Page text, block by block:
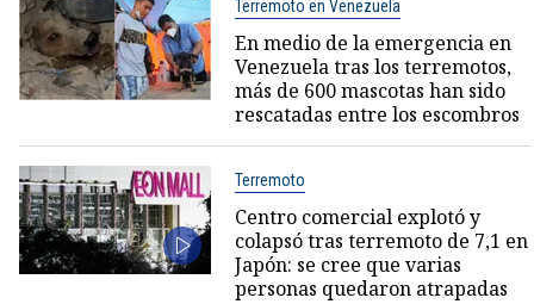
Terremoto en Venezuela
En medio de la emergencia en
Venezuela tras los terremotos,
más de 600 mascotas han sido
rescatadas entre los escombros
Terremoto
Centro comercial explotó y
colapsó tras terremoto de 7,1 en
Japón: se cree que varias
personas quedaron atrapadas